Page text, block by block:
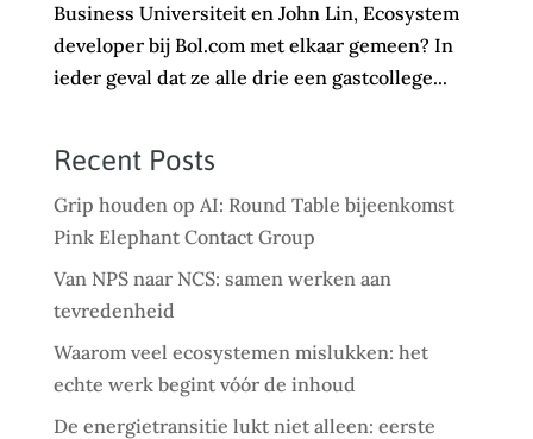
Business Universiteit en John Lin, Ecosystem
developer bij Bol.com met elkaar gemeen? In
ieder geval dat ze alle drie een gastcollege...
Recent Posts
Grip houden op AI: Round Table bijeenkomst
Pink Elephant Contact Group
Van NPS naar NCS: samen werken aan
tevredenheid
Waarom veel ecosystemen mislukken: het
echte werk begint vóór de inhoud
De energietransitie lukt niet alleen: eerste